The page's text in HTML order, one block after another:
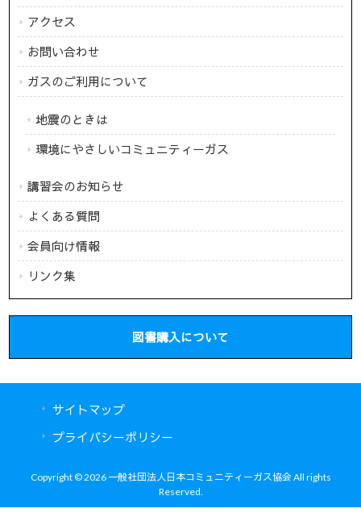
アクセス
お問い合わせ
ガスのご利用について
地震のときは
環境にやさしいコミュニティーガス
講習会のお知らせ
よくある質問
会員向け情報
リンク集
図書購入について
サイトマップ
プライバシーポリシー
Copyright © 2026 一般社団法人日本コミュニティーガス協会 All rights
Reserved.